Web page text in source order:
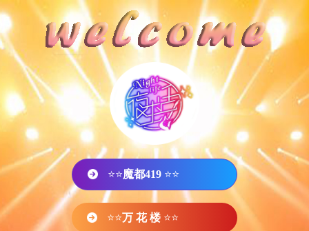
⭐⭐魔都419 ⭐⭐
⭐⭐万 花 楼 ⭐⭐